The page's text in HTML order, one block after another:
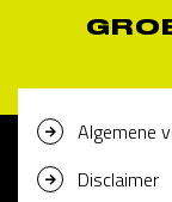
Algemene
Disclaimer